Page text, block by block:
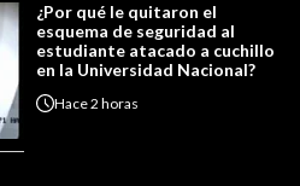
¿Por qué le quitaron el
esquema de seguridad al
estudiante atacado a cuchillo
en la Universidad Nacional?
Hace2 horas